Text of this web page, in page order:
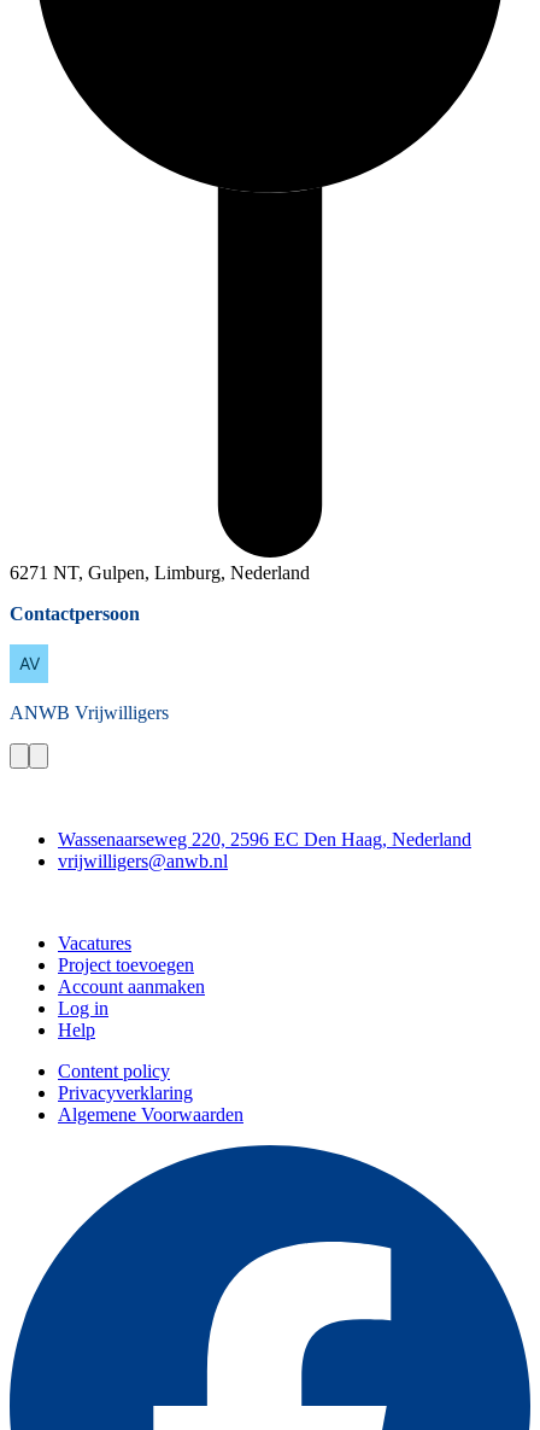
6271 NT, Gulpen, Limburg, Nederland
Contactpersoon
ANWB Vrijwilligers
Wassenaarseweg 220, 2596 EC Den Haag, Nederland
vrijwilligers@anwb.nl
Vacatures
Project toevoegen
Account aanmaken
Log in
Help
Content policy
Privacyverklaring
Algemene Voorwaarden